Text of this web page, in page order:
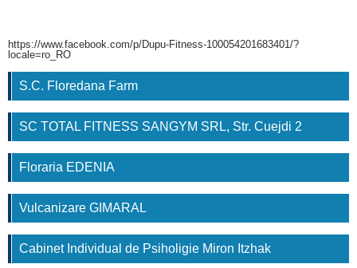
https://www.facebook.com/p/Dupu-Fitness-100054201683401/?
locale=ro_RO
S.C. Floredana Farm
SC TOTAL FITNESS SANGYM SRL, Str. Cuejdi 2
Floraria EDENIA
Vulcanizare GIMARAL
Cabinet Individual de Psiholigie Miron Itzhak